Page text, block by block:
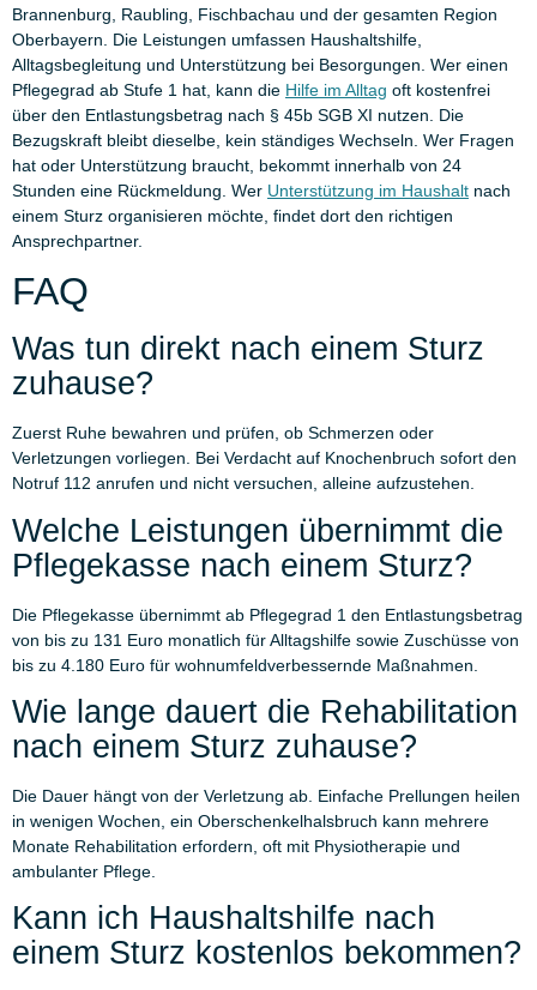
Brannenburg, Raubling, Fischbachau und der gesamten Region
Oberbayern. Die Leistungen umfassen Haushaltshilfe,
Alltagsbegleitung und Unterstützung bei Besorgungen. Wer einen
Pflegegrad ab Stufe 1 hat, kann die Hilfe im Alltag oft kostenfrei
über den Entlastungsbetrag nach § 45b SGB XI nutzen. Die
Bezugskraft bleibt dieselbe, kein ständiges Wechseln. Wer Fragen
hat oder Unterstützung braucht, bekommt innerhalb von 24
Stunden eine Rückmeldung. Wer Unterstützung im Haushalt nach
einem Sturz organisieren möchte, findet dort den richtigen
Ansprechpartner.
FAQ
Was tun direkt nach einem Sturz
zuhause?
Zuerst Ruhe bewahren und prüfen, ob Schmerzen oder
Verletzungen vorliegen. Bei Verdacht auf Knochenbruch sofort den
Notruf 112 anrufen und nicht versuchen, alleine aufzustehen.
Welche Leistungen übernimmt die
Pflegekasse nach einem Sturz?
Die Pflegekasse übernimmt ab Pflegegrad 1 den Entlastungsbetrag
von bis zu 131 Euro monatlich für Alltagshilfe sowie Zuschüsse von
bis zu 4.180 Euro für wohnumfeldverbessernde Maßnahmen.
Wie lange dauert die Rehabilitation
nach einem Sturz zuhause?
Die Dauer hängt von der Verletzung ab. Einfache Prellungen heilen
in wenigen Wochen, ein Oberschenkelhalsbruch kann mehrere
Monate Rehabilitation erfordern, oft mit Physiotherapie und
ambulanter Pflege.
Kann ich Haushaltshilfe nach
einem Sturz kostenlos bekommen?